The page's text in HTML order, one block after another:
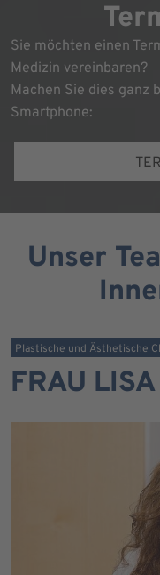
Sie möchten einen
Medizin vereinbaren?
Machen Sie dies ganz
Smartphone:
Unser
Plastische und Ästhetische
FRAU